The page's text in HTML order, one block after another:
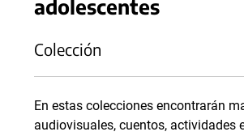
adolescentes
Colección
En estas colecciones encontrarán
audiovisuales, cuentos, actividades